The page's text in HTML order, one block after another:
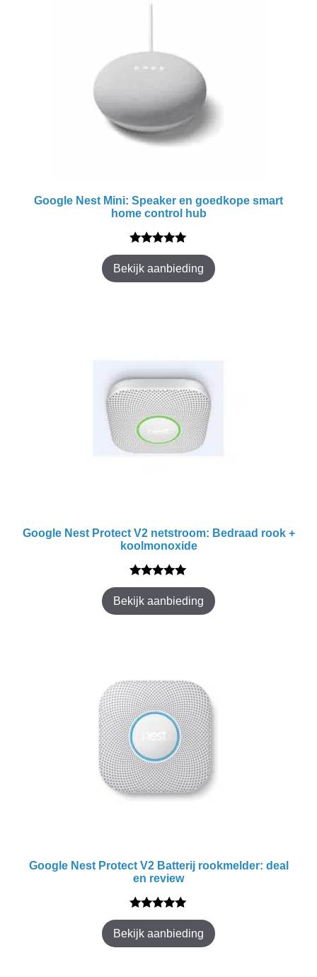
Google Nest Mini: Speaker en goedkope smart
home control hub
5.00van 5
Bekijk aanbieding
Google Nest Protect V2 netstroom: Bedraad rook +
koolmonoxide
5.00van 5
Bekijk aanbieding
Google Nest Protect V2 Batterij rookmelder: deal
en review
5.00van 5
Bekijk aanbieding